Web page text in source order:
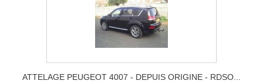
ATTELAGE PEUGEOT 4007 - DEPUIS ORIGINE - RDSO...